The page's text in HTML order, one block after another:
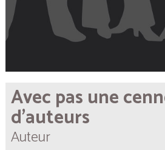
Avec pas une
d'auteurs
Auteur